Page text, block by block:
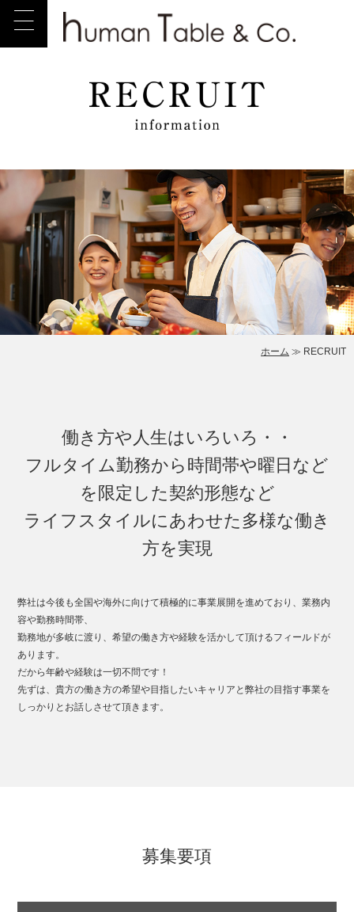
ホーム ≫ RECRUIT
働き方や人生はいろいろ・・
フルタイム勤務から時間帯や曜日など
を限定した契約形態など
ライフスタイルにあわせた多様な働き
方を実現
弊社は今後も全国や海外に向けて積極的に事業展開を進めており、業務内
容や勤務時間帯、
勤務地が多岐に渡り、希望の働き方や経験を活かして頂けるフィールドが
あります。
だから年齢や経験は一切不問です！
先ずは、貴方の働き方の希望や目指したいキャリアと弊社の目指す事業を
しっかりとお話しさせて頂きます。
募集要項